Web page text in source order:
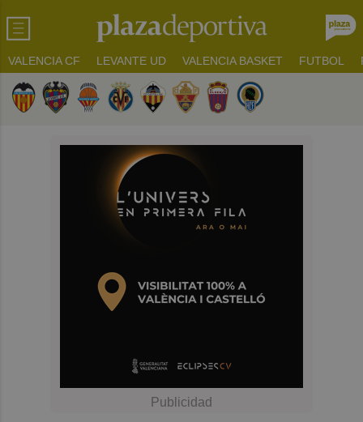
VALENCIA CF LEVANTE UD VALENCIA BASKET FUTBOL